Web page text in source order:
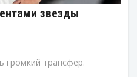
звезды
трансфер.